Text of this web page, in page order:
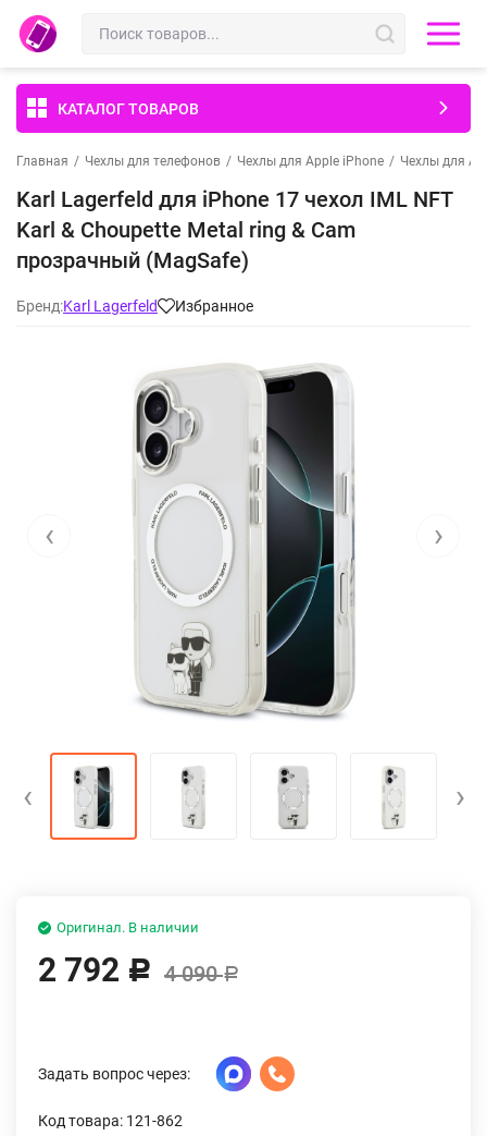
КАТАЛОГ ТОВАРОВ
Главная / Чехлы для телефонов / Чехлы для Apple iPhone / Чехлы для
Karl Lagerfeld для iPhone 17 чехол IML NFT
Karl & Choupette Metal ring & Cam
прозрачный (MagSafe)
Бренд:Karl Lagerfeld Избранное
‹ ›
‹ ›
Оригинал. В наличии
2 792 Р 4 090Р
Задать вопрос через:
Код товара: 121-862